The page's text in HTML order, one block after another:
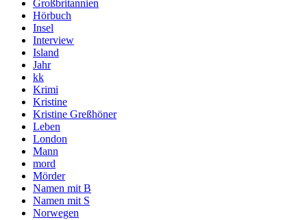
Großbritannien
Hörbuch
Insel
Interview
Island
Jahr
kk
Krimi
Kristine
Kristine Greßhöner
Leben
London
Mann
mord
Mörder
Namen mit B
Namen mit S
Norwegen